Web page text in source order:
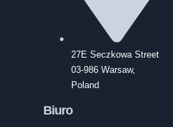
27E Seczkowa Street
03-986 Warsaw,
Poland
Biuro